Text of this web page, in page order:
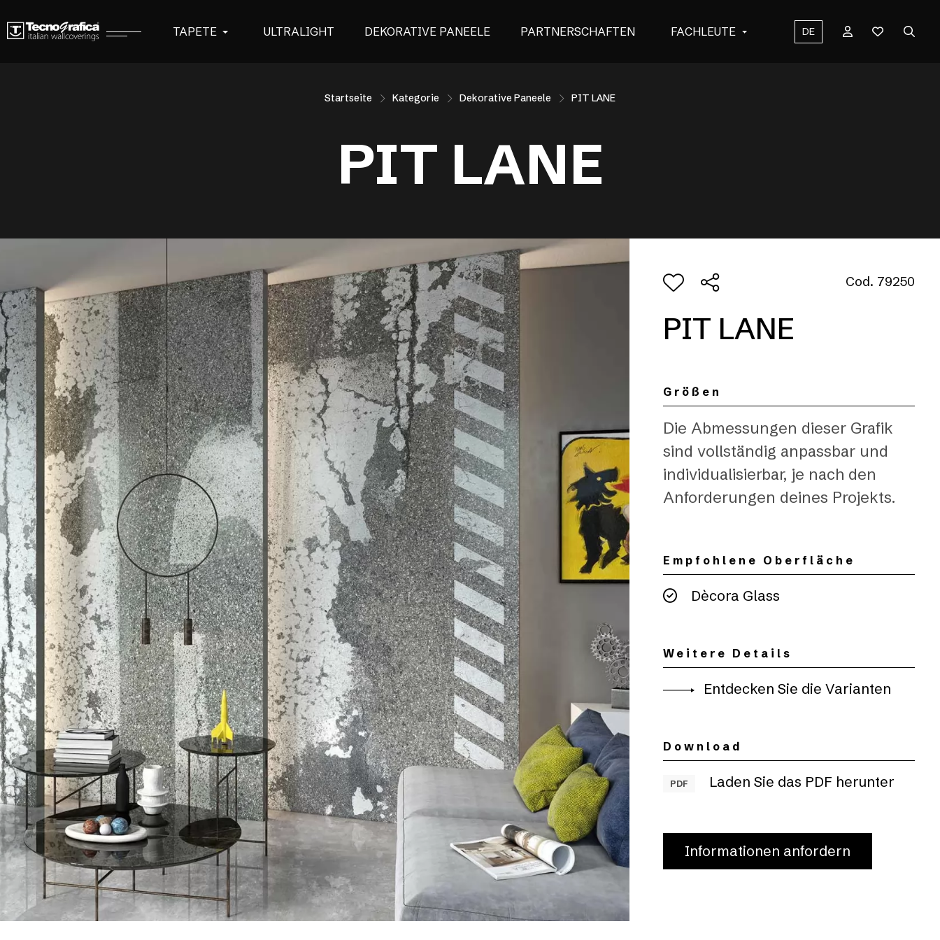
TAPETE ULTRALIGHT DEKORATIVE PANEELE PARTNERSCHAFTEN FACHLEUTE DE
Startseite Kategorie Dekorative Paneele PIT LANE
PIT LANE
Cod. 79250
PIT LANE
Größen
Die Abmessungen dieser Grafik
sind vollständig anpassbar und
individualisierbar, je nach den
Anforderungen deines Projekts.
Empfohlene Oberfläche
Dècora Glass
Weitere Details
Entdecken Sie die Varianten
Download
PDF Laden Sie das PDF herunter
Informationen anfordern